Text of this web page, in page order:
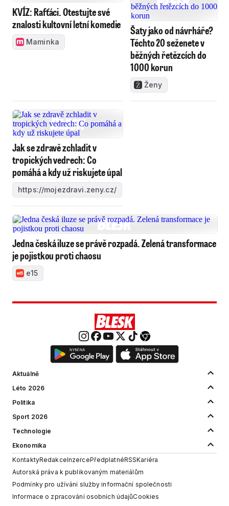
KVÍZ: Rafťáci. Otestujte své
znalosti kultovní letní komedie
Maminka
Šaty jako od návrháře?
Těchto 20 seženete v
běžných řetězcích do
1000 korun
Ženy
Jak se zdravě zchladit v
tropických vedrech: Co
pomáhá a kdy už riskujete úpal
https://mojezdravi.zeny.cz/
Jedna česká iluze se právě rozpadá. Zelená transformace
je pojistkou proti chaosu
e15
Aktuálně
Léto 2026
Politika
Sport 2026
Technologie
Ekonomika
KontaktyRedakceInzercePředplatnéRSSKariéra
Autorská práva k publikovaným materiálům
Podmínky pro užívání služby informační společnosti
Informace o zpracování osobních údajůCookies